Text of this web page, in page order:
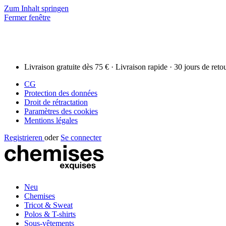
Zum Inhalt springen
Fermer fenêtre
Livraison gratuite dès 75 € · Livraison rapide · 30 jours de
CG
Protection des données
Droit de rétractation
Paramètres des cookies
Mentions légales
Registrieren oder Se connecter
Neu
Chemises
Tricot & Sweat
Polos & T-shirts
Sous-vêtements